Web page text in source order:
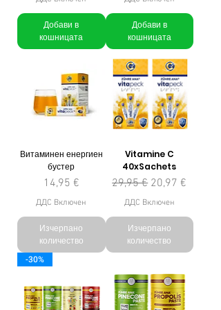
Добави в
кошницата
Добави в
кошницата
Витаминен енергиен
бустер
Цена
14,95 €
ДДС Включен
Изчерпано
количество
Vitamine C
40xSachets
Редовна цена
29,95 € Продажна цена
20,97 €
ДДС Включен
Изчерпано
количество
-30%